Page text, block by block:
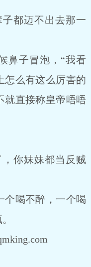
都迈不出去那一
鼻子冒泡，“我看
怎么有这么厉害的
就直接称皇帝唔唔
你妹妹都当反贼
个喝不醉，一个喝